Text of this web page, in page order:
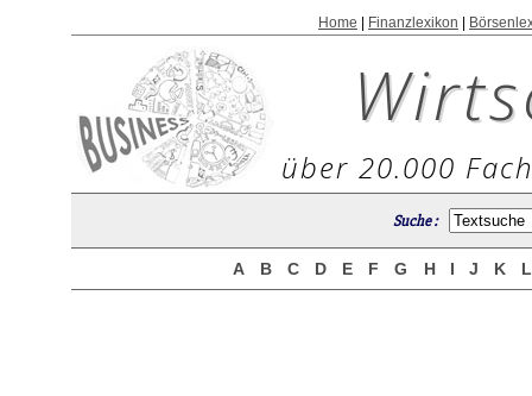
Home Finanzlexikon
über 20.000
Suche :
A B C D E F G H I J K